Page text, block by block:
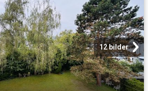
12 bilder